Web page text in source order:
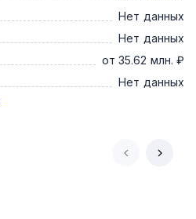
Нет данных
Нет данных
от 35.62 млн. ₽
Нет данных